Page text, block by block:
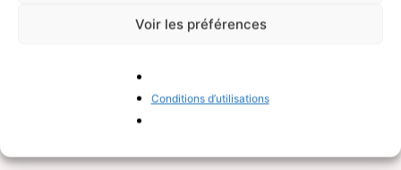
Voir les préférences
Conditions d’utilisations